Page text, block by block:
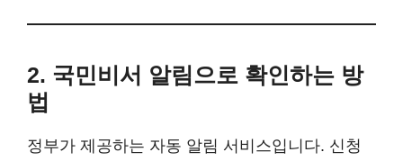
2. 국민비서 알림으로 확인하는 방
법
정부가 제공하는 자동 알림 서비스입니다. 신청